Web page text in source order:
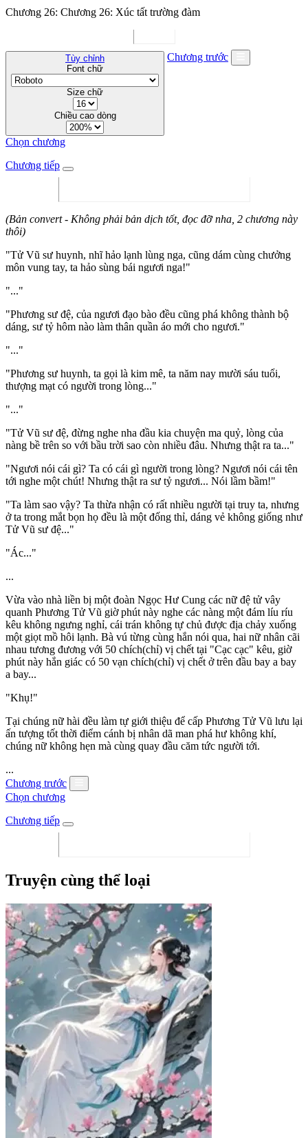
Chương 26: Chương 26: Xúc tất trường đàm
Tùy chỉnh
Font chữ
Size chữ
Chiều cao dòng
Chương trước
Chọn chương
Chương tiếp
(Bản convert - Không phải bản dịch tốt, đọc đỡ nha, 2 chương này
thôi)
"Tử Vũ sư huynh, nhĩ hảo lạnh lùng nga, cũng dám cùng chưởng
môn vung tay, ta hảo sùng bái ngươi nga!"
"..."
"Phương sư đệ, của ngươi đạo bào đều cũng phá không thành bộ
dáng, sư tỷ hôm nào làm thân quần áo mới cho ngươi."
"..."
"Phương sư huynh, ta gọi là kim mê, ta năm nay mười sáu tuổi,
thượng mạt có người trong lòng..."
"..."
"Tử Vũ sư đệ, đừng nghe nha đầu kia chuyện ma quỷ, lòng của
nàng bề trên so với bầu trời sao còn nhiều đâu. Nhưng thật ra ta..."
"Ngươi nói cái gì? Ta có cái gì người trong lòng? Ngươi nói cái tên
tới nghe một chút! Nhưng thật ra sư tỷ ngươi... Nói lầm bầm!"
"Ta làm sao vậy? Ta thừa nhận có rất nhiều người tại truy ta, nhưng
ở ta trong mắt bọn họ đều là một đống thỉ, dáng vẻ không giống như
Tử Vũ sư đệ..."
"Ác..."
...
Vừa vào nhà liền bị một đoàn Ngọc Hư Cung các nữ đệ tử vây
quanh Phương Tử Vũ giờ phút này nghe các nàng một đám líu ríu
kêu không ngưng nghỉ, cái trán không tự chủ được địa chảy xuống
một giọt mồ hôi lạnh. Bà vú từng cùng hắn nói qua, hai nữ nhân cãi
nhau tương đương với 50 chích(chỉ) vị chết tại "Cạc cạc" kêu, giờ
phút này hắn giác có 50 vạn chích(chỉ) vị chết ở trên đầu bay a bay
a bay...
"Khụ!"
Tại chúng nữ hài đều làm tự giới thiệu để cấp Phương Tử Vũ lưu lại
ấn tượng tốt thời điểm cánh bị nhân dã man phá hư không khí,
chúng nữ không hẹn mà cùng quay đầu căm tức người tới.
...
Chương trước
Chọn chương
Chương tiếp
Truyện cùng thể loại